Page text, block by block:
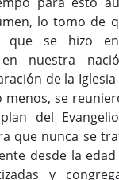
lo tomo de
se hizo
en nuestra
de la
menos, se
del
que nunca se
desde la
y